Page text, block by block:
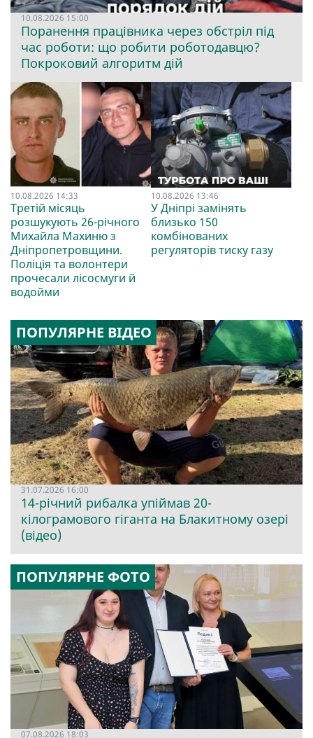
10.08.2026 15:00
Поранення працівника через обстріл під
час роботи: що робити роботодавцю?
Покроковий алгоритм дій
10.08.2026 14:33
Третій місяць
розшукують 26-річного
Михайла Махиню з
Дніпропетровщини.
Поліція та волонтери
прочесали лісосмуги й
водойми
10.08.2026 13:46
У Дніпрі замінять
близько 150
комбінованих
регуляторів тиску газу
ПОПУЛЯРНЕ ВІДЕО
31.07.2026 16:00
14-річний рибалка упіймав 20-
кілограмового гіганта на Блакитному озері
(відео)
ПОПУЛЯРНЕ ФОТО
07.08.2026 18:03